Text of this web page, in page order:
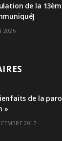
de la
2026
de la
»
2017